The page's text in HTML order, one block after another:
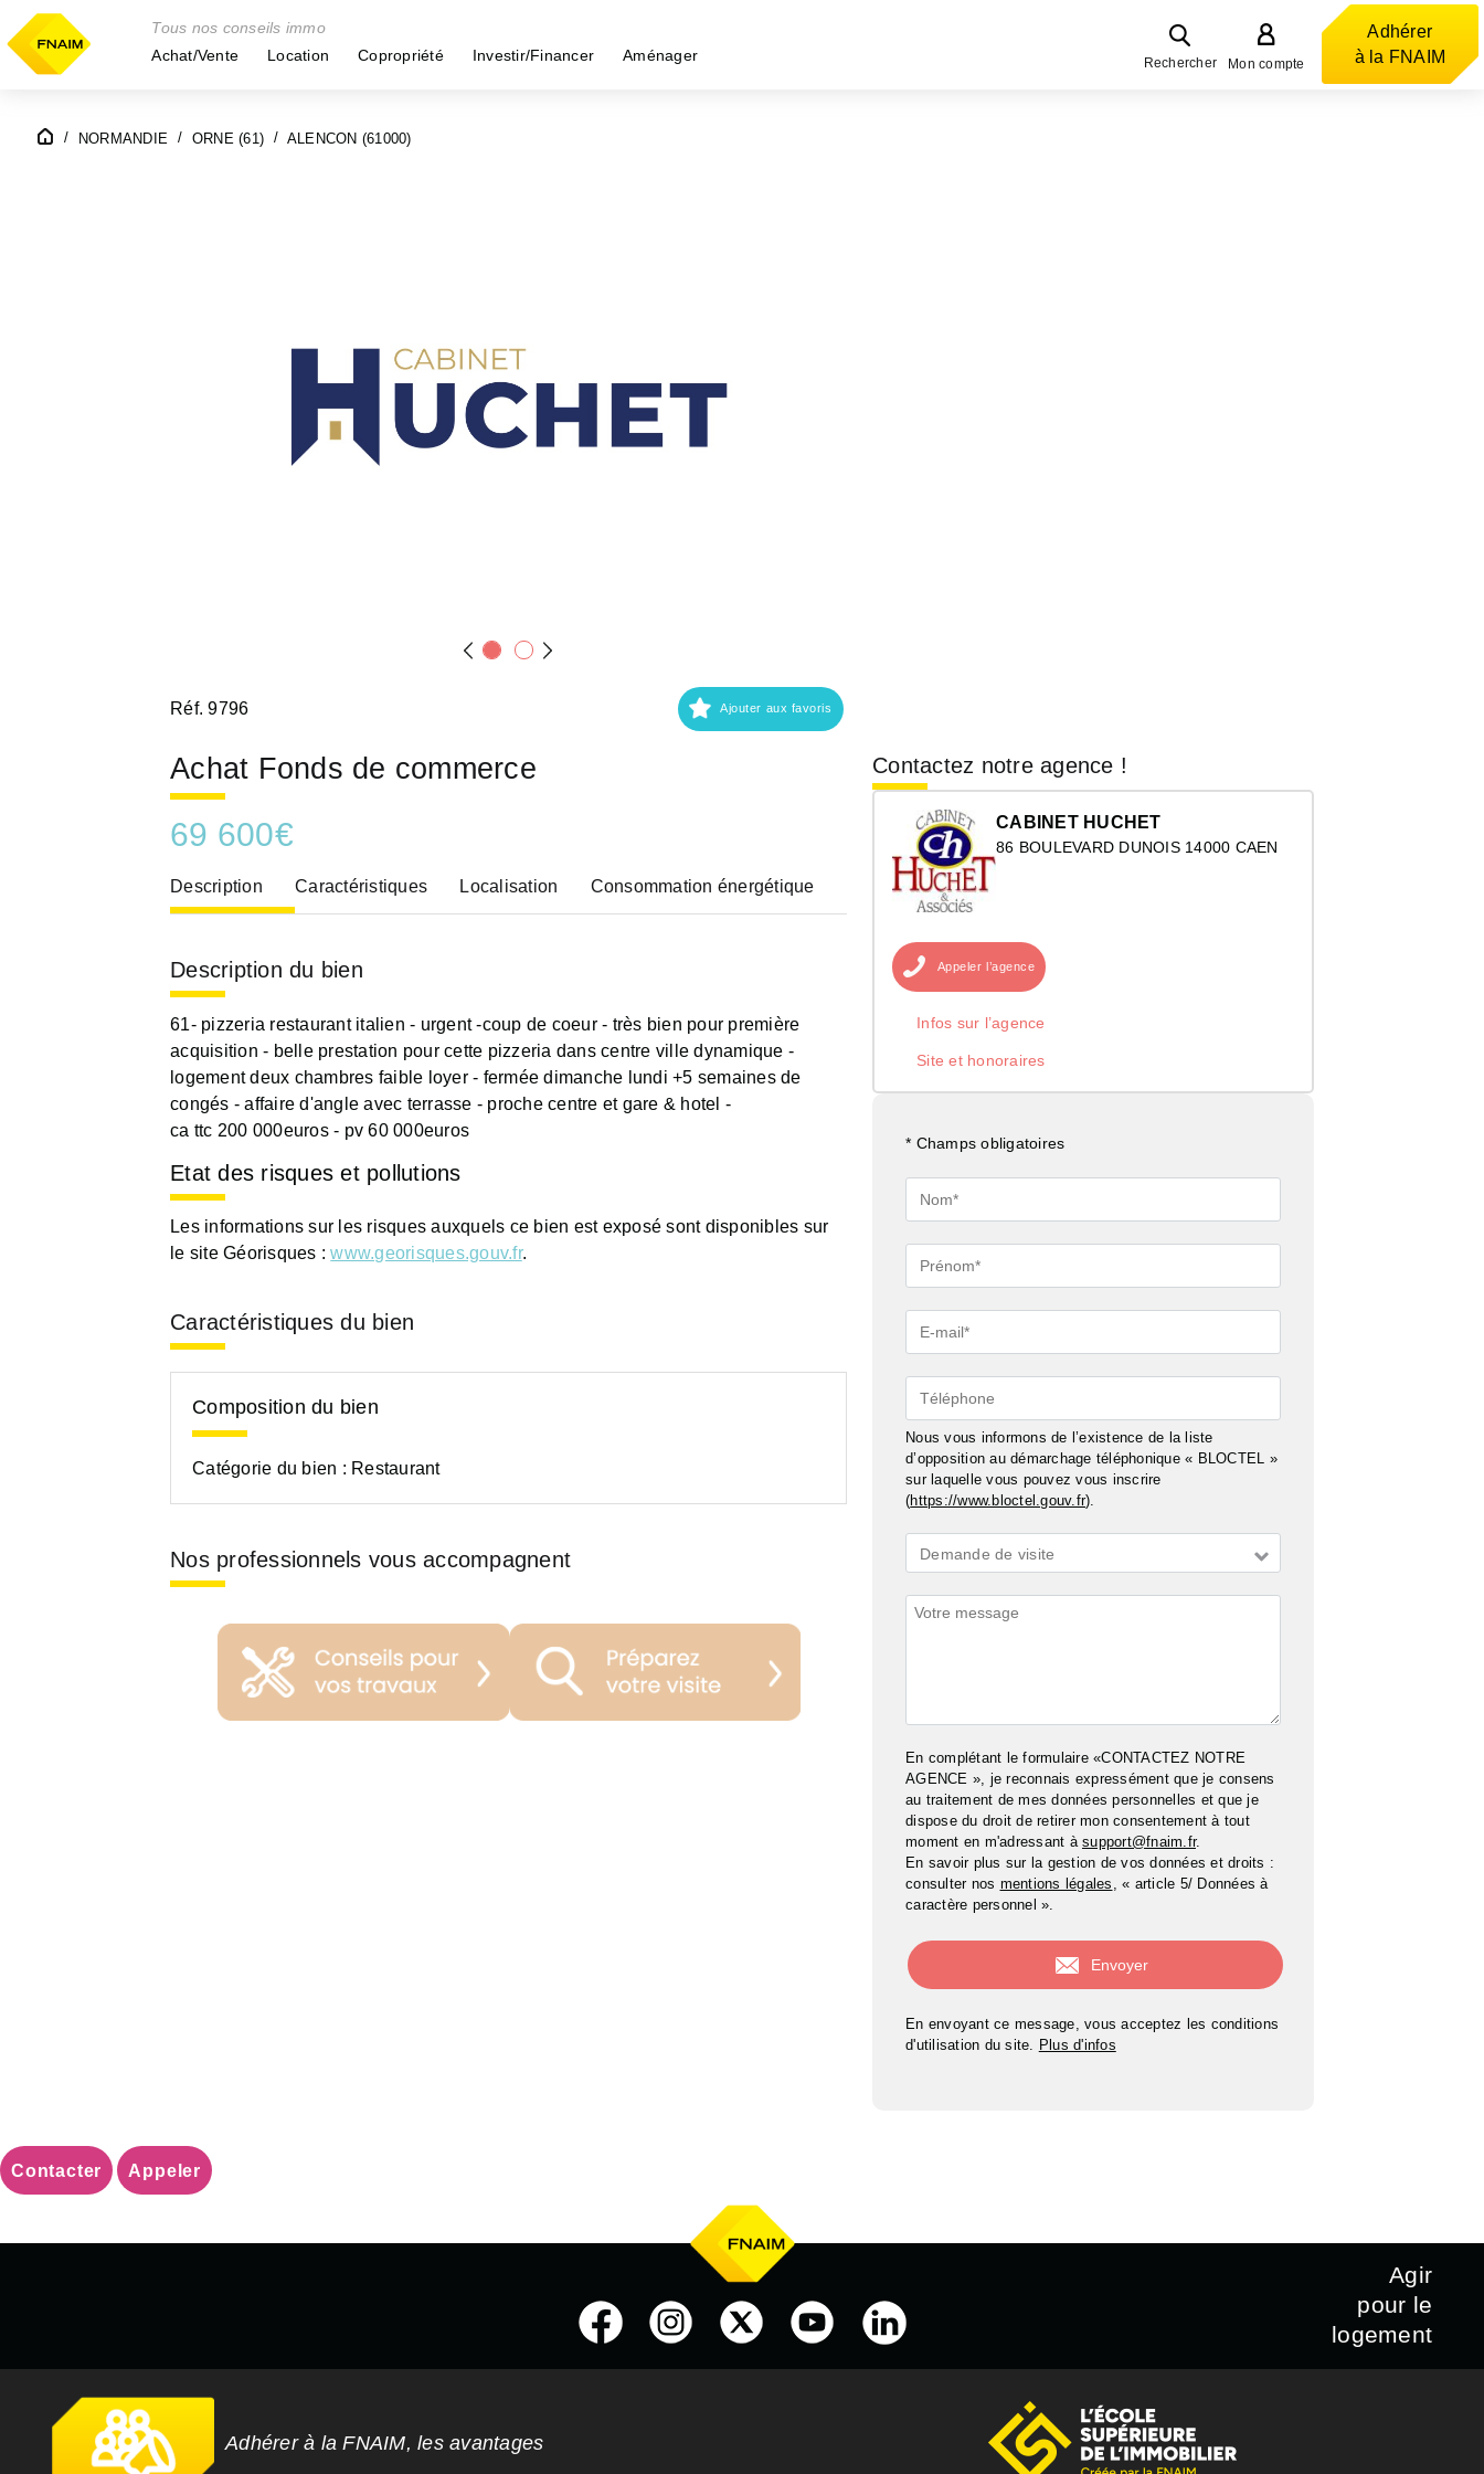
Tous nos conseils immo
Achat/Vente
Location Copropriété Investir/Financer Aménager Rechercher Mon compte
Adhérer
à la FNAIM
NORMANDIE ORNE (61) ALENCON (61000)
Réf. 9796 Ajouter aux favoris
Achat Fonds de commerce
69 600€
Description Caractéristiques Localisation Consommation énergétique
Description du bien
61- pizzeria restaurant italien - urgent -coup de coeur - très bien pour première
acquisition - belle prestation pour cette pizzeria dans centre ville dynamique -
logement deux chambres faible loyer - fermée dimanche lundi +5 semaines de
congés - affaire d'angle avec terrasse - proche centre et gare & hotel -
ca ttc 200 000euros - pv 60 000euros
Etat des risques et pollutions
Les informations sur les risques auxquels ce bien est exposé sont disponibles sur
le site Géorisques :www.georisques.gouv.fr.
Caractéristiques du bien
Composition du bien
Catégorie du bien : Restaurant
Nos professionnels vous accompagnent
Contactez notre agence !
CABINET HUCHET
86 BOULEVARD DUNOIS 14000 CAEN
Appeler l’agence
Infos sur l’agence
Site et honoraires
* Champs obligatoires
Nom*
Prénom*
E-
mail*
Téléphone
Nous vous informons de l’existence de la liste
d’opposition au démarchage téléphonique « BLOCTEL »
sur laquelle vous pouvez vous inscrire
(https://www.bloctel.gouv.fr).
Demande
*
Demande de visite
Commentaires
En complétant le formulaire «CONTACTEZ NOTRE
AGENCE », je reconnais expressément que je consens
au traitement de mes données personnelles et que je
dispose du droit de retirer mon consentement à tout
moment en m'adressant à support@fnaim.fr.
En savoir plus sur la gestion de vos données et droits :
consulter nos mentions légales , « article 5/ Données à
caractère personnel ».
En envoyant ce message, vous acceptez les conditions
d'utilisation du site. Plus d'infos
Contacter Appeler
Agir
pour le
logement
Adhérer à la FNAIM, les avantages